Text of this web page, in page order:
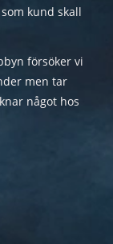
kund skall
försöker vi
men tar
något hos